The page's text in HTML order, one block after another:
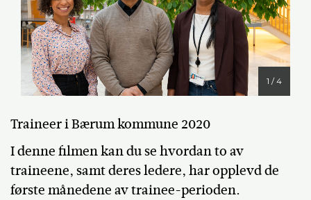
1 / 4
Traineer i Bærum kommune 2020
I denne filmen kan du se hvordan to av
traineene, samt deres ledere, har opplevd de
første månedene av trainee-perioden.